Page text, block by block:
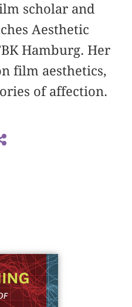
scholar and
Aesthetic
Hamburg. Her
film aesthetics,
of affection.